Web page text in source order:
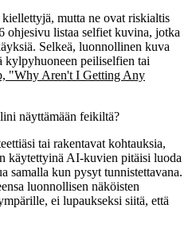
mutta ne ovat riskialtis
ohjesivu listaa selfiet kuvina, jotka
Selkeä, luonnollinen kuva
kylpyhuoneen peiliselfien tai
"Why Aren't I Getting Any
näyttämään feikiltä?
tai rakentavat kohtauksia,
käytettyinä AI-kuvien pitäisi luoda
samalla kun pysyt tunnistettavana.
luonnollisen näköisten
ei lupaukseksi siitä, että